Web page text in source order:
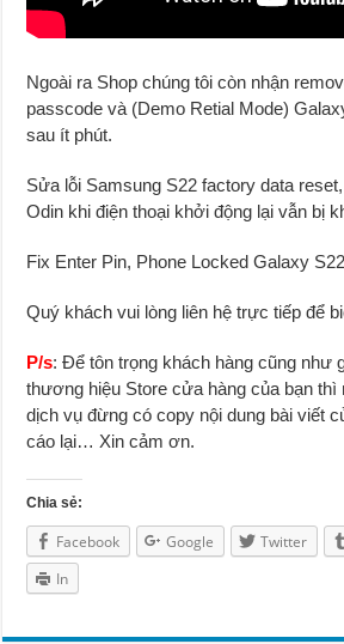
Ngoài ra Shop chúng tôi còn nhận
passcode và (Demo Retial Mode)
sau ít phút.
Sửa lỗi Samsung S22 factory data
Odin khi điện thoại khởi động lại vẫn bị
Fix Enter Pin, Phone Locked Galaxy
Quý khách vui lòng liên hệ trực tiếp để
P/s: Để tôn trọng khách hàng cũng như
thương hiệu Store cửa hàng của bạn
dịch vụ đừng có copy nội dung bài viết
cáo lại… Xin cảm ơn.
Chia sẻ:
Facebook Google Twitter
In